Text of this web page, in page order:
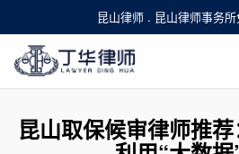
昆山律师 . 昆山律师事务
昆山取保候审律师推